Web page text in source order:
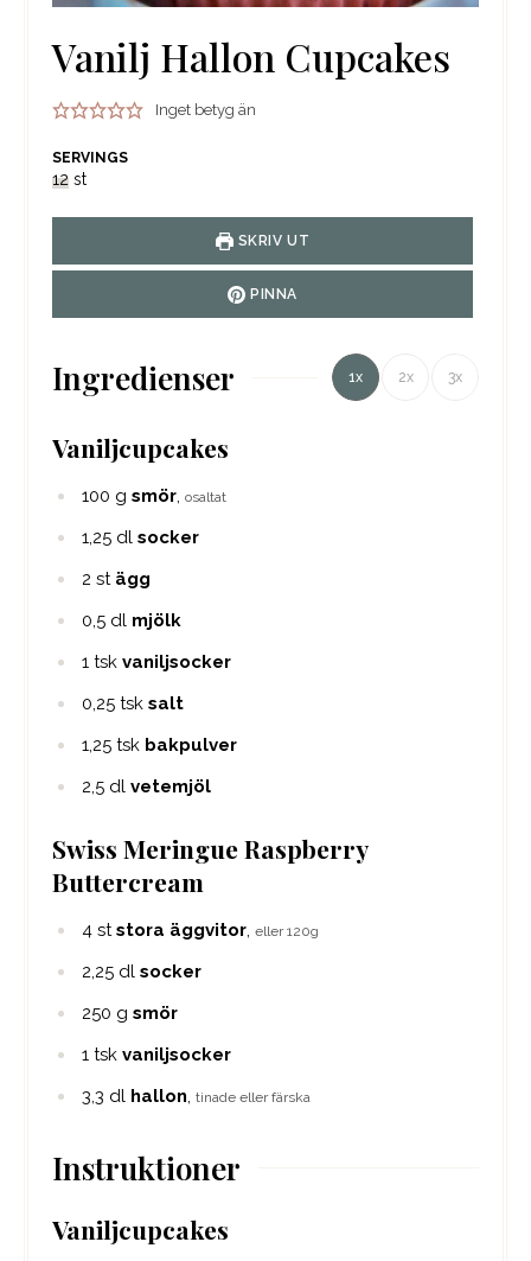
Vanilj Hallon Cupcakes
Inget betyg än
SERVINGS
12 st
SKRIV UT
PINNA
Ingredienser 1x 2x 3x
Vaniljcupcakes
100 g smör, osaltat
1,25 dl socker
2 st ägg
0,5 dl mjölk
1 tsk vaniljsocker
0,25 tsk salt
1,25 tsk bakpulver
2,5 dl vetemjöl
Swiss Meringue Raspberry
Buttercream
4 st stora äggvitor, eller 120g
2,25 dl socker
250 g smör
1 tsk vaniljsocker
3,3 dl hallon, tinade eller färska
Instruktioner
Vaniljcupcakes